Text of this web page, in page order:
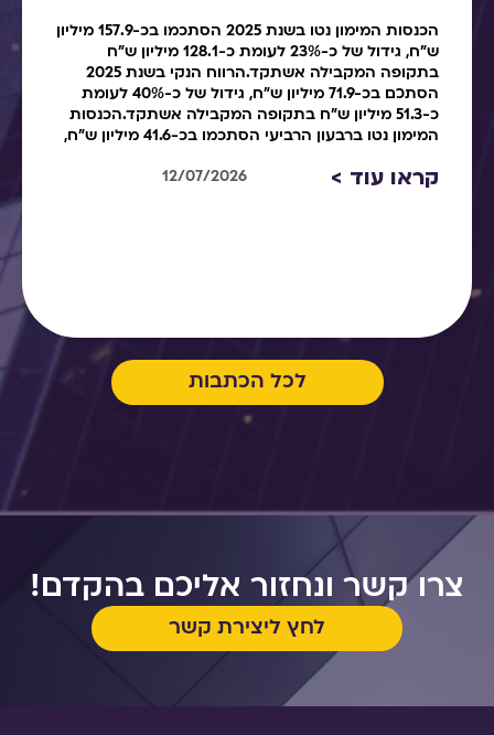
הכנסות המימון נטו בשנת 2025 הסתכמו בכ-157.9 מיליון
ש"ח, גידול של כ-23% לעומת כ-128.1 מיליון ש"ח
בתקופה המקבילה אשתקד.הרווח הנקי בשנת 2025
הסתכם בכ-71.9 מיליון ש"ח, גידול של כ-40% לעומת
כ-51.3 מיליון ש"ח בתקופה המקבילה אשתקד.הכנסות
המימון נטו ברבעון הרביעי הסתכמו בכ-41.6 מיליון ש"ח,
קראו עוד > 12/07/2026
לכל הכתבות
צרו קשר ונחזור אליכם בהקדם!
לחץ ליצירת קשר